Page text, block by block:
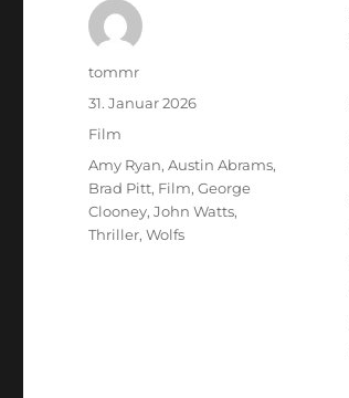
Autor
tommr
Veröffentlicht
am
31. Januar 2026
Kategorien
Film
Schlagwörter
Amy Ryan,Austin Abrams,
Brad Pitt, Film,George
Clooney,John Watts,
Thriller,Wolfs